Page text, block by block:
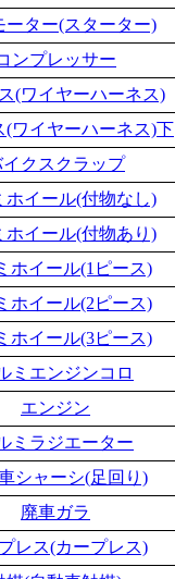
ーター(スターター)
ンプレッサー
(ワイヤーハーネス)
(ワイヤーハーネス)下
イクスクラップ
ホイール(付物なし)
ホイール(付物あり)
ホイール(1ピース)
ホイール(2ピース)
ホイール(3ピース)
ミエンジンコロ
エンジン
ミラジエーター
シャーシ(足回り)
廃車ガラ
レス(カープレス)